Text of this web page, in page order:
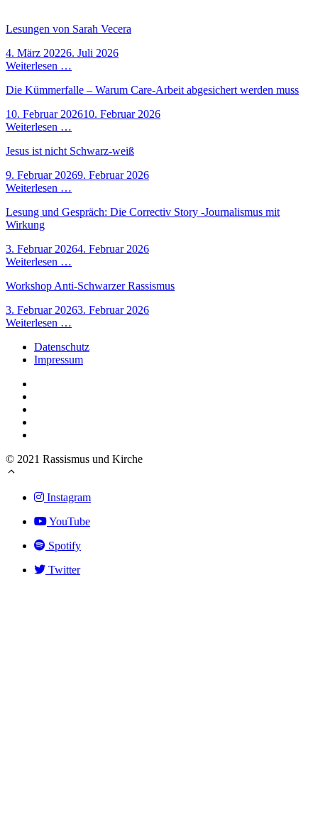
Lesungen von Sarah Vecera
4. März 20226. Juli 2026
Weiterlesen …
Die Kümmerfalle – Warum Care-Arbeit abgesichert werden muss
10. Februar 202610. Februar 2026
Weiterlesen …
Jesus ist nicht Schwarz-weiß
9. Februar 20269. Februar 2026
Weiterlesen …
Lesung und Gespräch: Die Correctiv Story -Journalismus mit
Wirkung
3. Februar 20264. Februar 2026
Weiterlesen …
Workshop Anti-Schwarzer Rassismus
3. Februar 20263. Februar 2026
Weiterlesen …
Datenschutz
Impressum
© 2021 Rassismus und Kirche
Instagram
YouTube
Spotify
Twitter